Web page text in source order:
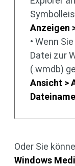
Anzeigen
• Wenn
Datei zur
(.wmdb)
Ansicht >
Oder Sie
Windows